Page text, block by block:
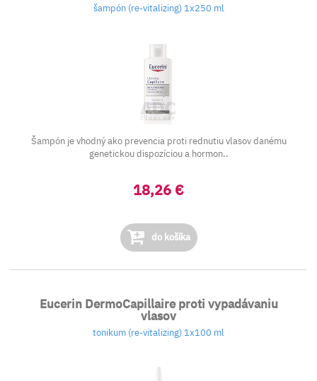
šampón (re-vitalizing) 1x250 ml
Šampón je vhodný ako prevencia proti rednutiu vlasov danému
genetickou dispozíciou a hormon..
18,26 €
do košíka
Eucerin DermoCapillaire proti vypadávaniu
vlasov
tonikum (re-vitalizing) 1x100 ml